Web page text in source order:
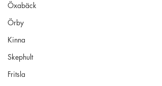
Öxabäck
Örby
Kinna
Skephult
Fritsla